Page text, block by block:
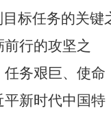
标任务的关键
行的攻坚之
务艰巨、使命
新时代中国特